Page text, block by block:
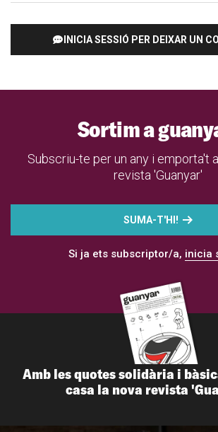
INICIA SESSIÓ PER DEIXAR UN
Sortim a
Subscriu-te per un any i emporta't
revista 'Guanyar'
SUMA-T'HI!
Si ja ets subscriptor/a, inicia
Amb les quotes solidària i
casa la nova revista